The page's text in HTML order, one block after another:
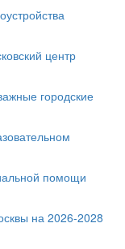
центр
городские
помощи
на 2026-2028